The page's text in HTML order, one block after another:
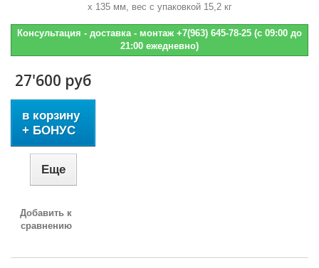
х 135 мм, вес с упаковкой 15,2 кг
Консультация - доставка - монтаж +7(963) 645-78-25 (с 09:00 до
21:00 ежедневно)
27'600 руб
в корзину
+ БОНУС
Еще
Добавить к
сравнению